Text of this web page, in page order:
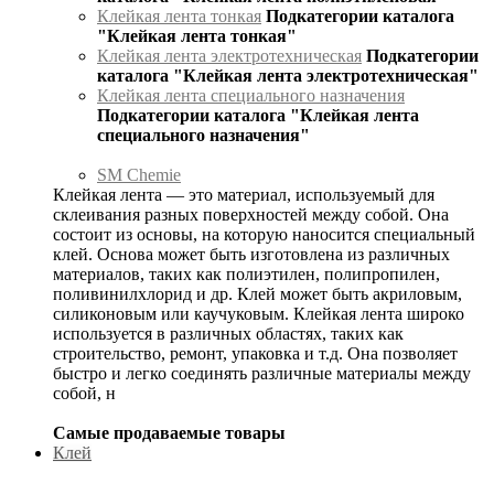
Клейкая лента тонкая Подкатегории каталога
"Клейкая лента тонкая"
Клейкая лента электротехническая Подкатегории
каталога "Клейкая лента электротехническая"
Клейкая лента специального назначения
Подкатегории каталога "Клейкая лента
специального назначения"
SM Chemie
Клейкая лента — это материал, используемый для
склеивания разных поверхностей между собой. Она
состоит из основы, на которую наносится специальный
клей. Основа может быть изготовлена из различных
материалов, таких как полиэтилен, полипропилен,
поливинилхлорид и др. Клей может быть акриловым,
силиконовым или каучуковым. Клейкая лента широко
используется в различных областях, таких как
строительство, ремонт, упаковка и т.д. Она позволяет
быстро и легко соединять различные материалы между
собой, н
Самые продаваемые товары
Клей